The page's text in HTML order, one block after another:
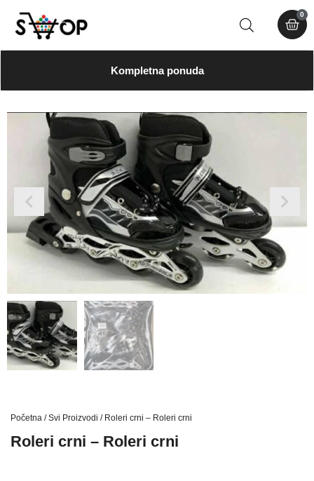
0
Kompletna ponuda
Početna /Svi Proizvodi / Roleri crni – Roleri crni
Roleri crni – Roleri crni